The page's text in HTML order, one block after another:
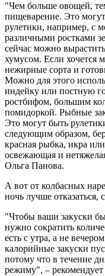
"Чем больше овощей,
пищеварение. Это
рулетики, например, с
различными ростками
сейчас можно
хумусом. Если хочется
нежирные сорта и
Можно для этого
индейку или постную
ростбифом, большим
помидоркой. Рыбные
Это могут быть
следующим образом,
красная рыбка, икра
освежающая и
Ольга Панова.
А вот от колбасных
ночь лучше отказаться,
"Чтобы ваши закуски
нужно сократить
есть с утра, а не
калорийные закуски
потому что в течение
режиму", –